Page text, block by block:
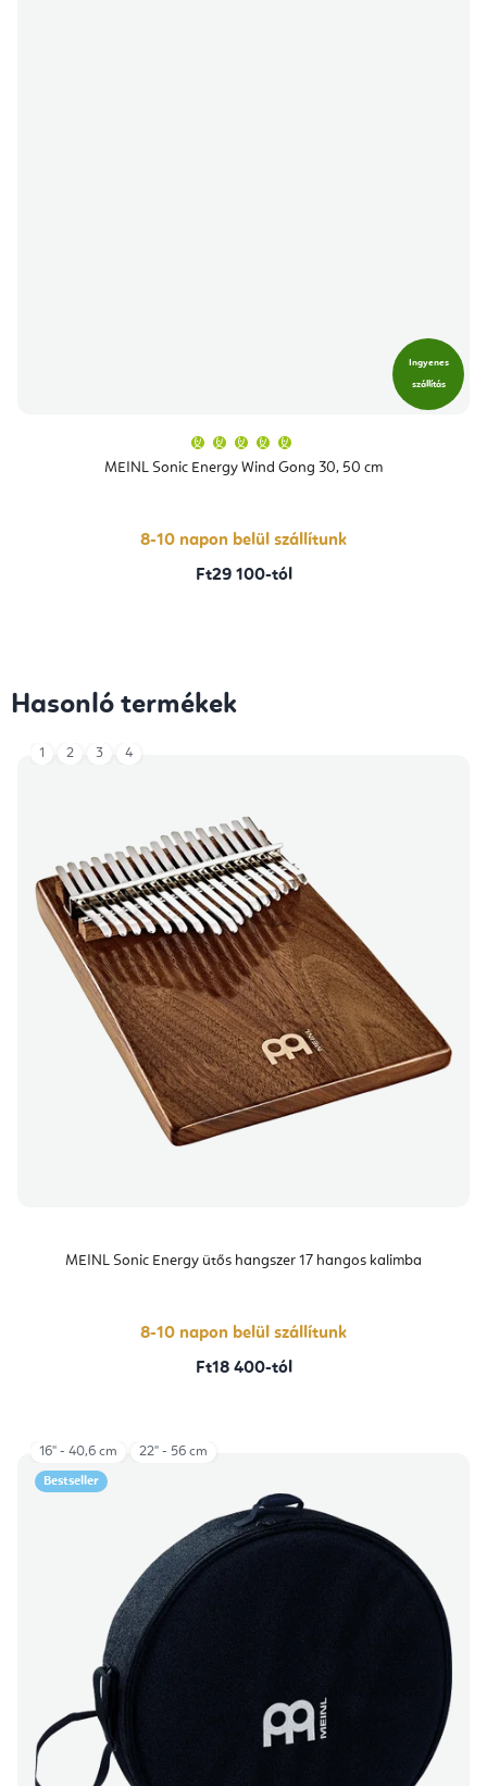
Ingyenes
szállítás
MEINL Sonic Energy Wind Gong 30, 50 cm
átlagos
értékelése
csillag.
8-10 napon belül szállítunk
Ft29 100-tól
Hasonló termékek
MEINL Sonic Energy ütős hangszer 17 hangos kalimba
8-10 napon belül szállítunk
Ft18 400-tól
1 2 3 4
Bestseller
16" - 40,6 cm 22" - 56 cm